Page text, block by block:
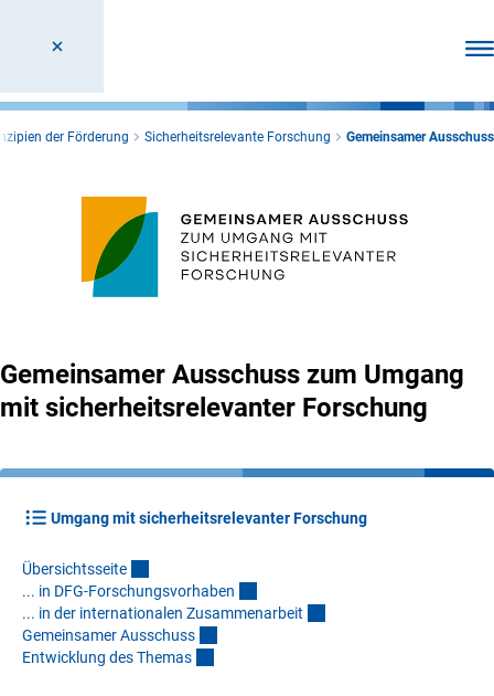
der Förderung Sicherheitsrelevante Forschung Gemeinsamer Ausschuss
Gemeinsamer Ausschuss zum Umgang
mit sicherheitsrelevanter Forschung
Umgang mit sicherheitsrelevanter Forschung
Übersichtsseite
... in DFG-Forschungsvorhaben
... in der internationalen Zusammenarbeit
Gemeinsamer Ausschuss
Entwicklung des Themas